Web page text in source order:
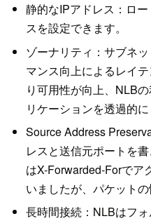
静的なIPアドレス：ロ
スを設定できます。
ゾーナリティ：サブネ
マンス向上によるレイ
り可用性が向上、NLB
リケーションを透過的に
Source Address
レスと送信元ポートを
はX-Forwarded-Forでア
いましたが、パケット
長時間接続：NLBはフ